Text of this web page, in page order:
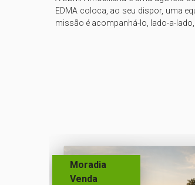
EDMA coloca, ao seu dispor, uma
missão é acompanhá-lo, lado-a-
Moradia
Venda